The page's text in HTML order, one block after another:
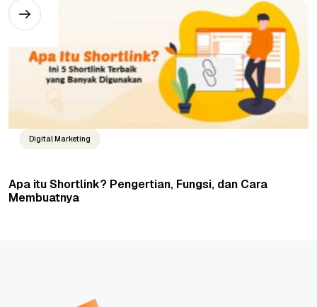
Digital Marketing
Apa itu Shortlink? Pengertian, Fungsi, dan Cara
Membuatnya